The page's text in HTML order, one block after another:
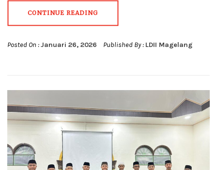
CONTINUE READING
Posted On :Januari 26, 2026 Published By : LDII Magelang